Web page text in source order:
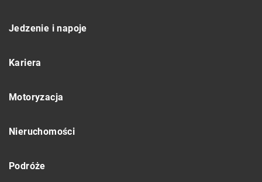
Jedzenie i napoje
Kariera
Motoryzacja
Nieruchomości
Podróże